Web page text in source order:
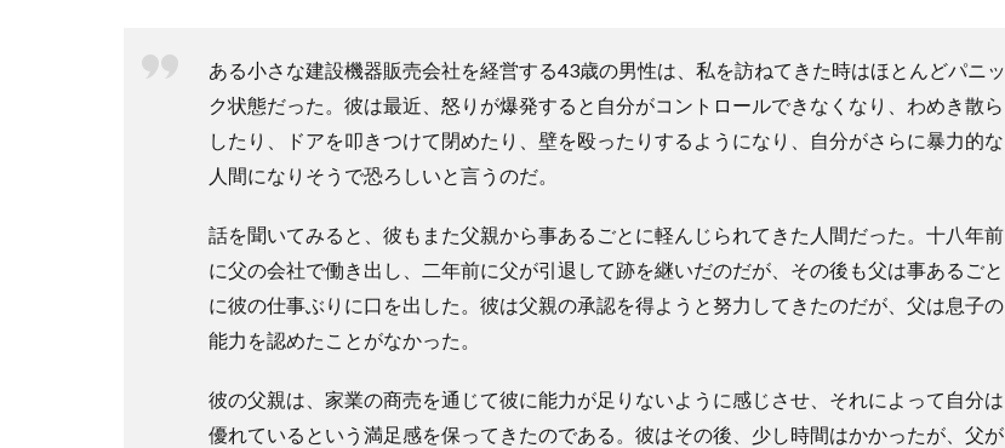
ある小さな建設機器販売会社を経営する43歳の男性は、私を訪ねてきた時はほとんどパニッ
ク状態だった。彼は最近、怒りが爆発すると自分がコントロールできなくなり、わめき散ら
したり、ドアを叩きつけて閉めたり、壁を殴ったりするようになり、自分がさらに暴力的な
人間になりそうで恐ろしいと言うのだ。
話を聞いてみると、彼もまた父親から事あるごとに軽んじられてきた人間だった。十八年前
に父の会社で働き出し、二年前に父が引退して跡を継いだのだが、その後も父は事あるごと
に彼の仕事ぶりに口を出した。彼は父親の承認を得ようと努力してきたのだが、父は息子の
能力を認めたことがなかった。
彼の父親は、家業の商売を通じて彼に能力が足りないように感じさせ、それによって自分は
優れているという満足感を保ってきたのである。彼はその後、少し時間はかかったが、父が